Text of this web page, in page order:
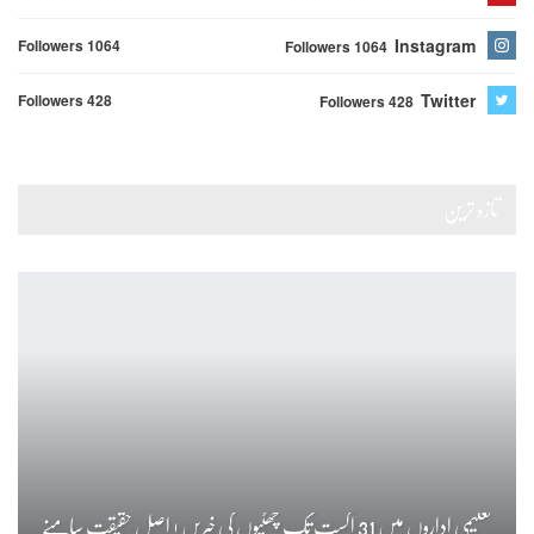
Instagram
Followers 1064
Followers 1064
Twitter
Followers 428
Followers 428
تعلیمی اداروں میں 31 اگست تک چھٹیوں کی خبریں ! اصل حقیقت سامنے